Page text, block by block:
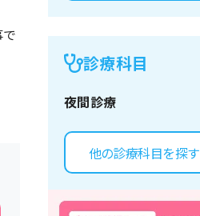
診療科目
夜間診療
他の診療科目を探す